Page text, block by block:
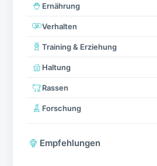
Ernährung
Verhalten
Training & Erziehung
Haltung
Rassen
Forschung
Empfehlungen